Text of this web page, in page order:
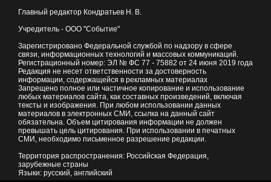
Главный редактор Кондратьев Н. В.
Учредитель - ООО "Событие"
Зарегистрировано Федеральной службой по надзору в сфере
связи, информационных технологий и массовых коммуникаций.
Регистрационный номер: ЭЛ № ФС 77 - 75882 от 24 июня 2019 года
Редакция не несет ответственности за достоверность
информации, содержащейся в рекламных материалах
Запрещено полное или частичное копирование и использование
любых материалов сайта, как составных произведений, включая
тексты и изображения. При любом использовании данных
материалов в электронных СМИ, ссылка на данный сайт
обязательна. Объем цитирования информации не должен
превышать цель цитирования. При использовании в печатных
СМИ, необходимо письменное разрешение редакции.
Территория распространения: Российская Федерация,
зарубежные страны
Языки: русский, английский